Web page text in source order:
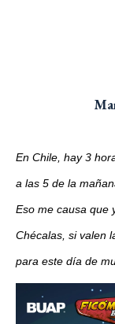
En Chile, hay 3
a las 5 de la
Eso me causa que
Chécalas, si valen
para este día de